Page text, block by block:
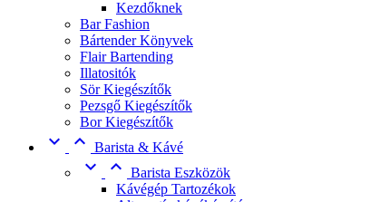
Kezdőknek
Bar Fashion
Bártender Könyvek
Flair Bartending
Illatositók
Sör Kiegészítők
Pezsgő Kiegészítők
Bor Kiegészítők
  Barista & Kávé
  Barista Eszközök
Kávégép Tartozékok